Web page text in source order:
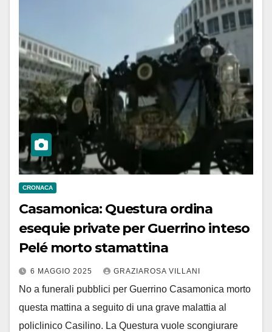
CRONACA
Casamonica: Questura ordina
esequie private per Guerrino inteso
Pelé morto stamattina
6 MAGGIO 2025 GRAZIAROSA VILLANI
No a funerali pubblici per Guerrino Casamonica morto
questa mattina a seguito di una grave malattia al
policlinico Casilino. La Questura vuole scongiurare